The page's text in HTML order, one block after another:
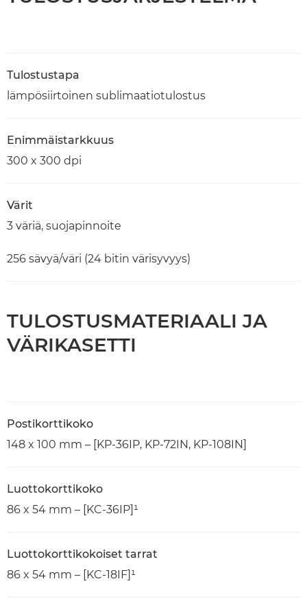
Tulostustapa
lämpösiirtoinen sublimaatiotulostus
Enimmäistarkkuus
300 x 300 dpi
Värit
3 väriä, suojapinnoite
256 sävyä/väri (24 bitin värisyvyys)
TULOSTUSMATERIAALI JA
VÄRIKASETTI
Postikorttikoko
148 x 100 mm – [KP-36IP, KP-72IN, KP-108IN]
Luottokorttikoko
86 x 54 mm – [KC-36IP]¹
Luottokorttikokoiset tarrat
86 x 54 mm – [KC-18IF]¹